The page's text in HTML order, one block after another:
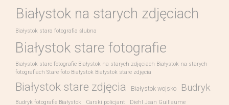
Białystok na starych zdjęciach
Białystok stara fotografia ślubna
Białystok stare fotografie
Białystok stare fotografie Białystok na starych zdjęciach Białystok na starych
fotografiach Stare foto Białystok Białystok stare zdjęcia
Białystok stare zdjęcia Białystok wojsko Budryk
Budryk fotografie Białystok Carski policjant Diehl Jean Guillaume